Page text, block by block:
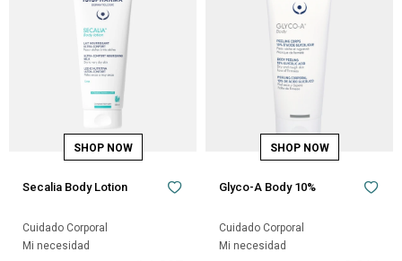
Secalia Body Lotion
Cuidado Corporal
Mi necesidad
Glyco-A Body 10%
Cuidado Corporal
Mi necesidad